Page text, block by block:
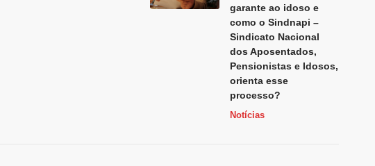
garante ao idoso e
como o Sindnapi –
Sindicato Nacional
dos Aposentados,
Pensionistas e Idosos,
orienta esse
processo?
Notícias